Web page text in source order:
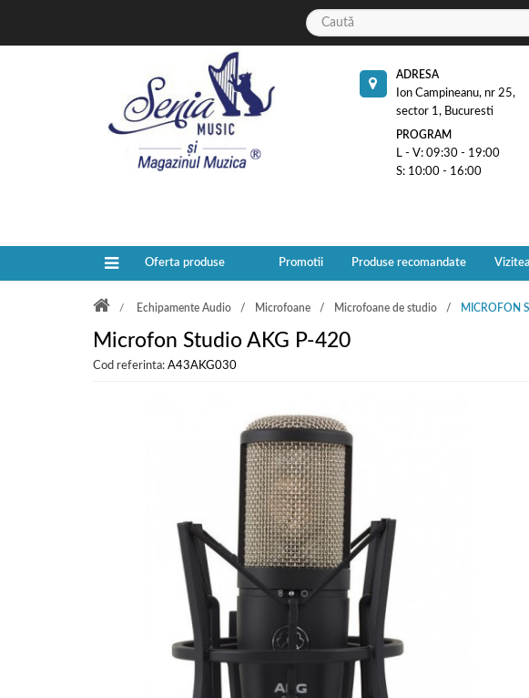
ADRESA
Ion Campineanu, nr 25,
sector 1, Bucuresti
PROGRAM
L - V: 09:30 - 19:00
S: 10:00 - 16:00
Oferta produse Promotii Produse recomandate
Echipamente Audio Microfoane Microfoane de studio MICROFON
Microfon Studio AKG P-420
Cod referinta: A43AKG030